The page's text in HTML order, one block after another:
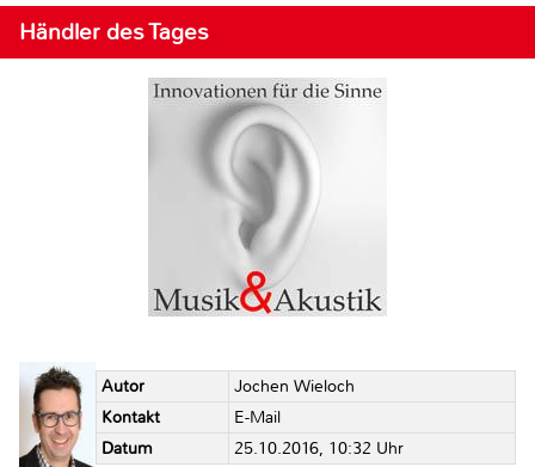
Händler des Tages
Autor
Jochen Wieloch
Kontakt
E-Mail
Datum
25.10.2016, 10:32 Uhr